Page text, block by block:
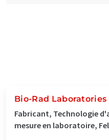
Bio-Rad Laboratories
Fabricant, Technologie
mesure en laboratoire,